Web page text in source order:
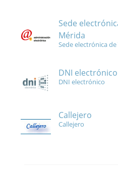
Sede
Mérida
Sede electrónica
DNI electrónico
DNI electrónico
Callejero
Callejero